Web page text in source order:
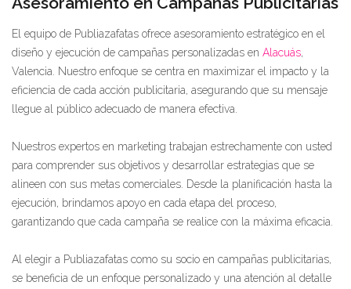
El equipo de Publiazafatas ofrece asesoramiento estratégico en el
diseño y ejecución de campañas personalizadas en Alacuás
Valencia. Nuestro enfoque se centra en maximizar el impacto y la
eficiencia de cada acción publicitaria, asegurando que su mensaje
llegue al público adecuado de manera efectiva.
Nuestros expertos en marketing trabajan estrechamente con usted
para comprender sus objetivos y desarrollar estrategias que se
alineen con sus metas comerciales. Desde la planificación hasta la
ejecución, brindamos apoyo en cada etapa del proceso,
garantizando que cada campaña se realice con la máxima eficacia.
Al elegir a Publiazafatas como su socio en campañas publicitarias,
se beneficia de un enfoque personalizado y una atención al detalle